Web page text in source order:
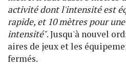
activité dont l'intensité est
rapide, et 10 mètres pour
intensité". Jusqu'à nouvel
aires de jeux et les
fermés.